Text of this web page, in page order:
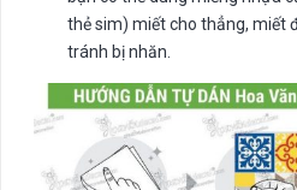
thẻ sim) miết cho thẳng, miết
tránh bị nhăn.